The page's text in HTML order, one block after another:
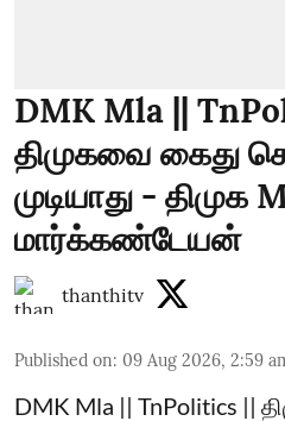
DMK Mla ||
திமுகவை கைது
முடியாது - திமுக
மார்க்கண்டேயன்
thanthitv
Published on: 09 Aug 2026, 2:59
DMK Mla || TnPolitics ||